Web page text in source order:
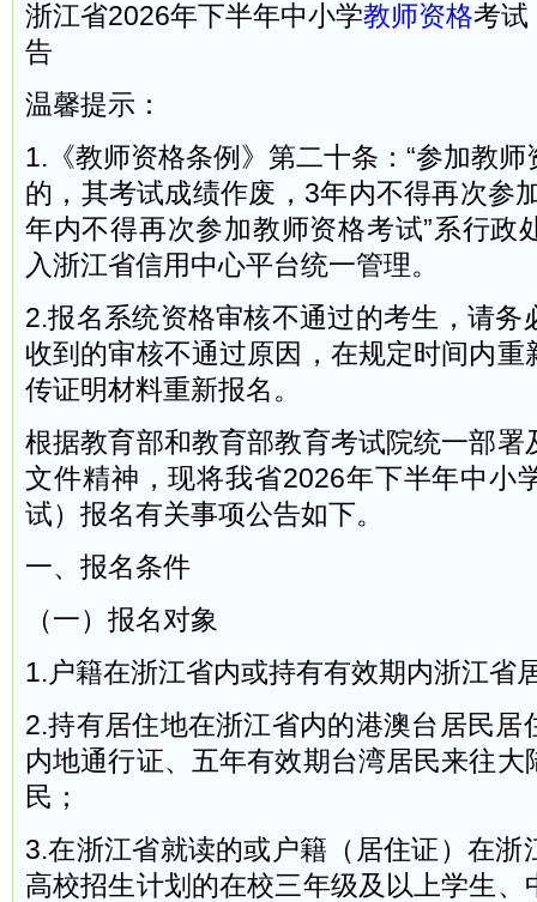
浙江省2026年下半年中小学教师资格考试
告
温馨提示：
1.《教师资格条例》第二十条：“参加教
的，其考试成绩作废，3年内不得再次参
年内不得再次参加教师资格考试”系行政
入浙江省信用中心平台统一管理。
2.报名系统资格审核不通过的考生，请务
收到的审核不通过原因，在规定时间内重
传证明材料重新报名。
根据教育部和教育部教育考试院统一部署
文件精神，现将我省2026年下半年中小
试）报名有关事项公告如下。
一、报名条件
（一）报名对象
1.户籍在浙江省内或持有有效期内浙江省
2.持有居住地在浙江省内的港澳台居民居
内地通行证、五年有效期台湾居民来往大
民；
3.在浙江省就读的或户籍（居住证）在浙
高校招生计划的在校三年级及以上学生、